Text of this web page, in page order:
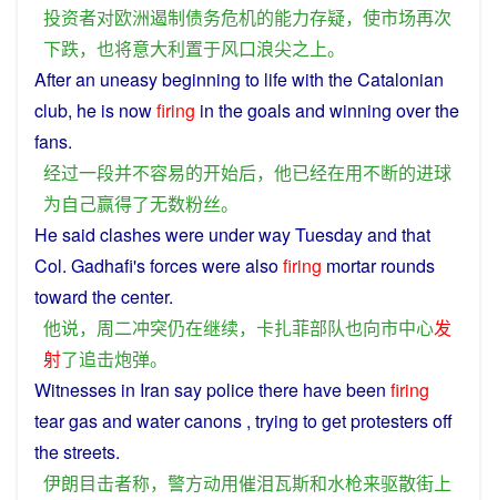
投资者对欧洲遏制债务危机的能力存疑， 使市场再次
下跌， 也将意大利置于风口浪尖之上。
Afteran uneasybeginning to lifewith the Catalonian
club, he is nowfiring in thegoalsand winning overthe
fans.
经过一段并不容易的开始后， 他已经在用不断的进球
为自己赢得了无数粉丝。
Hesaid clasheswere underwayTuesdayand that
Col. Gadhafi'sforceswerealsofiring mortarrounds
toward thecenter.
他说， 周二冲突仍在继续， 卡扎菲部队也向市中心发
射了追击炮弹。
Witnesses in Iran saypolicethere have been firing
teargasand watercanons , trying togetprotestersoff
thestreets.
伊朗目击者称， 警方动用催泪瓦斯和水枪来驱散街上